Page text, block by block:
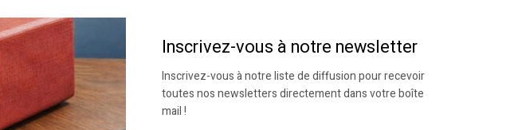
Inscrivez-vous à notre newsletter
Inscrivez-vous à notre liste de diffusion pour recevoir
toutes nos newsletters directement dans votre boîte
mail !